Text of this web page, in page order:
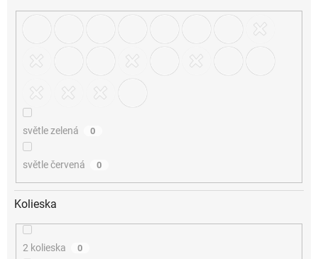
světle zelená 0
světle červená 0
Kolieska
2 kolieska 0